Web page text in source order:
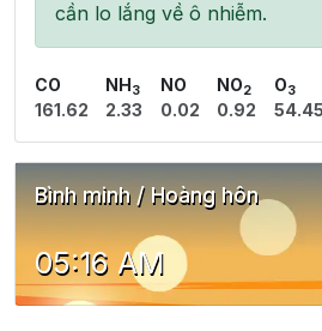
cần lo lắng về ô nhiễm.
CO
161.62
NH 3
2.33
NO
0.02
NO2
0.92
O3
54.45
Bình minh / Hoàng hôn
05:16 AM